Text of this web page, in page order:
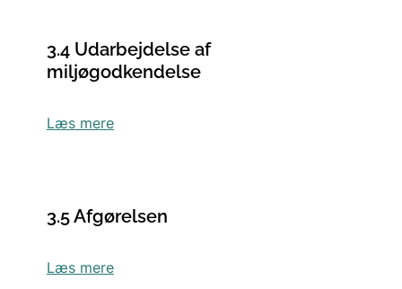
3.4 Udarbejdelse af
miljøgodkendelse
Læs mere
3.5 Afgørelsen
Læs mere